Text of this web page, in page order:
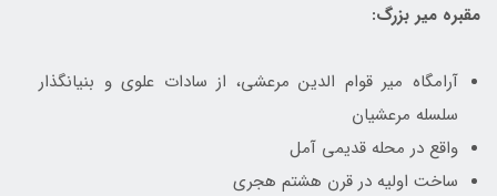
مقبره میر بزرگ:
آرامگاه میر قوام الدین مرعشی، از سادات علوی و بنیانگذار
سلسله مرعشیان
واقع در محله قدیمی آمل
ساخت اولیه در قرن هشتم هجری